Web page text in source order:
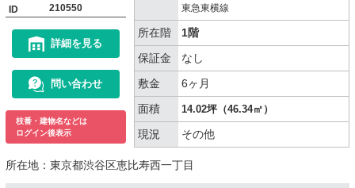
ID 210550
詳細を見る
問い合わせ
枝番・建物名などは
ログイン後表示
東急東横線
所在階
1階
保証金
なし
敷金
6ヶ月
面積
14.02坪（46.34㎡）
現況 その他
所在地： 東京都渋谷区恵比寿西一丁目